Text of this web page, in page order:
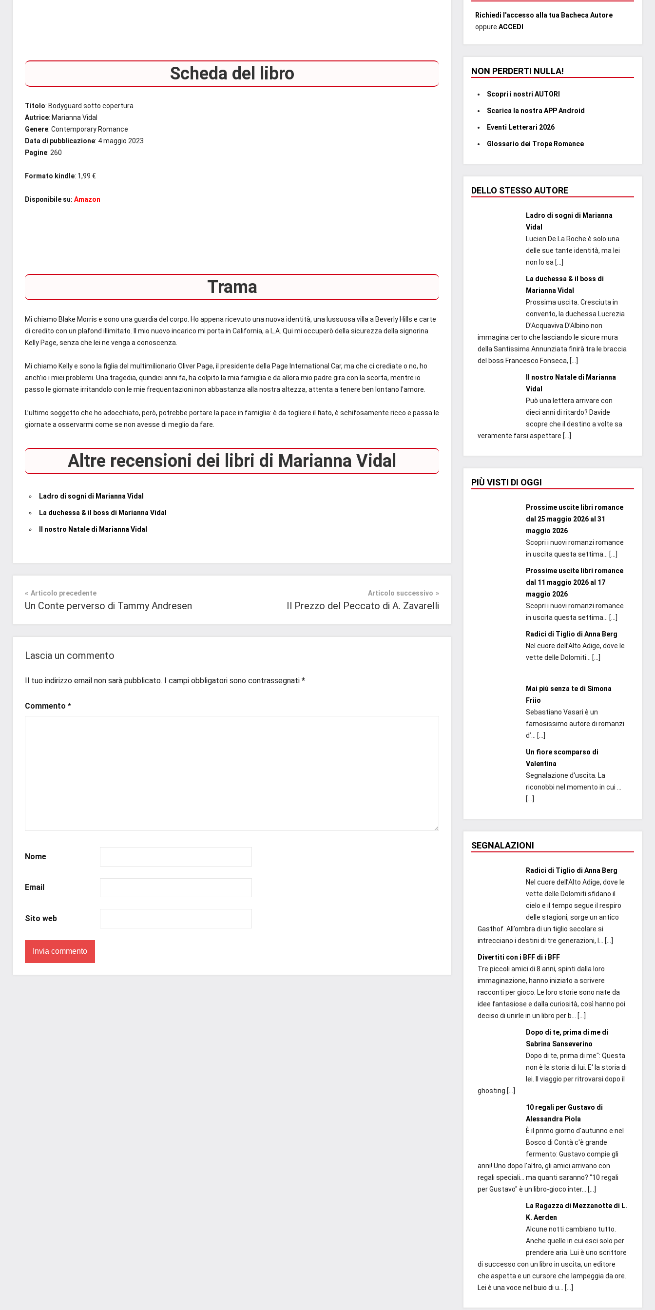
Scheda del libro
Titolo: Bodyguard sotto copertura
Autrice: Marianna Vidal
Genere: Contemporary Romance
Data di pubblicazione: 4 maggio 2023
Pagine: 260
Formato kindle: 1,99 €
Disponibile su: Amazon
Trama
Mi chiamo Blake Morris e sono una guardia del corpo . Ho appena ricevuto una nuova identità, una lussuosa villa a Beverly Hills e carte
di credito con un plafond illimitato. Il mio nuovo incarico mi porta in California, a L.A. Qui mi occuperò della sicurezza della signorina
Kelly Page, senza che lei ne venga a conoscenza.
Mi chiamo Kellye sono la figlia del multimilionario Oliver Page, il presidente della Page International Car, ma che ci crediate o no, ho
anch’io i miei problemi. Una tragedia, quindici anni fa, ha colpito la mia famiglia e da allora mio padre gira con la scorta, mentre io
passo le giornate irritandolo con le mie frequentazioni non abbastanza alla nostra altezza, attenta a tenere ben lontano l’amore
L’ultimo soggetto che ho adocchiato, però, potrebbe portare la pace in famiglia: è da togliere il fiato, è schifosamente ricco e passa le
giornate a osservarmi come se non avesse di meglio da fare
Altre recensioni dei libri di Marianna Vidal
Ladro di sogni di Marianna Vidal
La duchessa & il boss di Marianna Vidal
Il nostro Natale di Marianna Vidal
#blogger,
#bloggerlife ,
#ebook,
#inspiration,
#ioleggo,
#prossimeuscitelibri
#romantic
Contemporary
Prossime
Uscite
Navigazione
articoli
Articolo precedente
Un Conte perverso di Tammy Andresen
Articolo successivo
Il Prezzo del Peccato di A. Zavarelli
Lascia un commento
Il tuo indirizzo email non sarà pubblicato. I campi obbligatori sono contrassegnati *
Commento *
Nome
Email
Sito web
Richiedi l'accesso alla tua Bacheca Autore
oppure ACCEDI
NON PERDERTI NULLA!
Scopri i nostri AUTORI
Scarica la nostra APP Android
Eventi Letterari 2026
Glossario dei Trope Romance
DELLO STESSO AUTORE
Ladro di sogni di Marianna
Vidal
Lucien De La Roche è solo una
delle sue tante identità, ma lei
non lo sa […]
La duchessa & il boss di
Marianna Vidal
Prossima uscita. Cresciuta in
convento, la duchessa Lucrezia
D’Acquaviva D’Albino non
immagina certo che lasciando le sicure mura
della Santissima Annunziata finirà tra le braccia
del boss Francesco Fonseca, […]
Il nostro Natale di Marianna
Vidal
Può una lettera arrivare con
dieci anni di ritardo? Davide
scopre che il destino a volte sa
veramente farsi aspettare […]
PIÙ VISTI DI OGGI
Prossime uscite libri romance
dal 25 maggio 2026 al 31
maggio 2026
Scopri i nuovi romanzi romance
in uscita questa settima...
[…]
Prossime uscite libri romance
dal 11 maggio 2026 al 17
maggio 2026
Scopri i nuovi romanzi romance
in uscita questa settima...
[…]
Radici di Tiglio di Anna Berg
Nel cuore dell’Alto Adige, dove le
vette delle Dolomiti...
[…]
Mai più senza te di Simona
Friio
Sebastiano Vasari è un
famosissimo autore di romanzi
d’... […]
Un fiore scomparso di
Valentina
Segnalazione d'uscita. La
riconobbi nel momento in cui ...
[…]
SEGNALAZIONI
Radici di Tiglio di Anna Berg
Nel cuore dell’Alto Adige, dove le
vette delle Dolomiti sfidano il
cielo e il tempo segue il respiro
delle stagioni, sorge un antico
Gasthof. All’ombra di un tiglio secolare si
intrecciano i destini di tre generazioni, l... […]
Divertiti con i BFF di i BFF
Tre piccoli amici di 8 anni, spinti dalla loro
immaginazione, hanno iniziato a scrivere
racconti per gioco. Le loro storie sono nate da
idee fantasiose e dalla curiosità, così hanno poi
deciso di unirle in un libro per b... […]
Dopo di te, prima di me di
Sabrina Sanseverino
Dopo di te, prima di me": Questa
non è la storia di lui. E' la storia di
lei. Il viaggio per ritrovarsi dopo il
ghosting […]
10 regali per Gustavo di
Alessandra Piola
È il primo giorno d'autunno e nel
Bosco di Contà c'è grande
fermento: Gustavo compie gli
anni! Uno dopo l'altro, gli amici arrivano con
regali speciali... ma quanti saranno? "10 regali
per Gustavo" è un libro-gioco inter... […]
La Ragazza di Mezzanotte di L.
K. Aerden
Alcune notti cambiano tutto.
Anche quelle in cui esci solo per
prendere aria. Lui è uno scrittore
di successo con un libro in uscita, un editore
che aspetta e un cursore che lampeggia da ore.
Lei è una voce nel buio di u... […]